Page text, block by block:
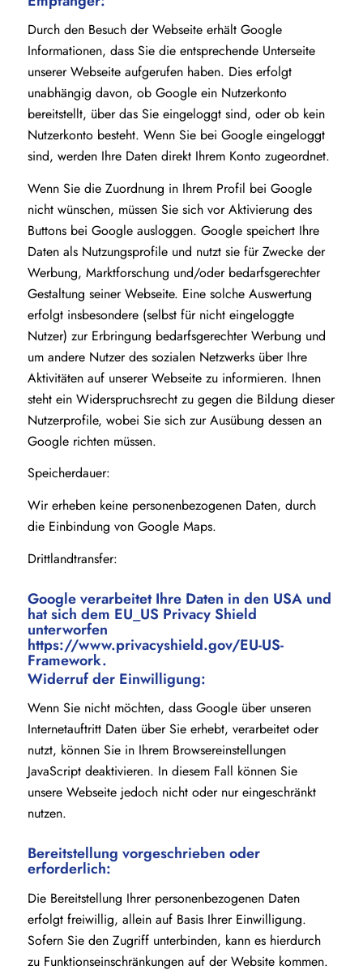
Durch den Besuch der Webseite erhält Google
Informationen, dass Sie die entsprechende Unterseite
unserer Webseite aufgerufen haben. Dies erfolgt
unabhängig davon, ob Google ein Nutzerkonto
bereitstellt, über das Sie eingeloggt sind, oder ob kein
Nutzerkonto besteht. Wenn Sie bei Google eingeloggt
sind, werden Ihre Daten direkt Ihrem Konto zugeordnet.
Wenn Sie die Zuordnung in Ihrem Profil bei Google
nicht wünschen, müssen Sie sich vor Aktivierung des
Buttons bei Google ausloggen. Google speichert Ihre
Daten als Nutzungsprofile und nutzt sie für Zwecke der
Werbung, Marktforschung und/oder bedarfsgerechter
Gestaltung seiner Webseite. Eine solche Auswertung
erfolgt insbesondere (selbst für nicht eingeloggte
Nutzer) zur Erbringung bedarfsgerechter Werbung und
um andere Nutzer des sozialen Netzwerks über Ihre
Aktivitäten auf unserer Webseite zu informieren. Ihnen
steht ein Widerspruchsrecht zu gegen die Bildung dieser
Nutzerprofile, wobei Sie sich zur Ausübung dessen an
Google richten müssen.
Speicherdauer:
Wir erheben keine personenbezogenen Daten, durch
die Einbindung von Google Maps.
Drittlandtransfer:
Google verarbeitet Ihre Daten in den USA und
hat sich dem EU_US Privacy Shield
unterworfen
https://www.privacyshield.gov/EU-US-
Framework.
Widerruf der Einwilligung:
Wenn Sie nicht möchten, dass Google über unseren
Internetauftritt Daten über Sie erhebt, verarbeitet oder
nutzt, können Sie in Ihrem Browsereinstellungen
JavaScript deaktivieren. In diesem Fall können Sie
unsere Webseite jedoch nicht oder nur eingeschränkt
nutzen.
Bereitstellung vorgeschrieben oder
erforderlich:
Die Bereitstellung Ihrer personenbezogenen Daten
erfolgt freiwillig, allein auf Basis Ihrer Einwilligung.
Sofern Sie den Zugriff unterbinden, kann es hierdurch
zu Funktionseinschränkungen auf der Website kommen.